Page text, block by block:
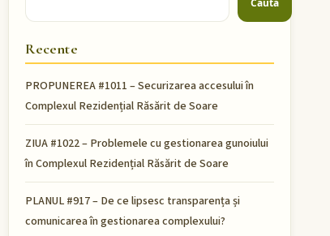
Caută
Recente
PROPUNEREA #1011 – Securizarea accesului în
Complexul Rezidențial Răsărit de Soare
ZIUA #1022 – Problemele cu gestionarea gunoiului
în Complexul Rezidențial Răsărit de Soare
PLANUL #917 – De ce lipsesc transparența și
comunicarea în gestionarea complexului?